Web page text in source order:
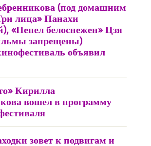
(под домашним
лица» Панахи
«Пепел белоснежен» Цзя
запрещены)
объявил
Кирилла
вошел в программу
зовет к подвигам и